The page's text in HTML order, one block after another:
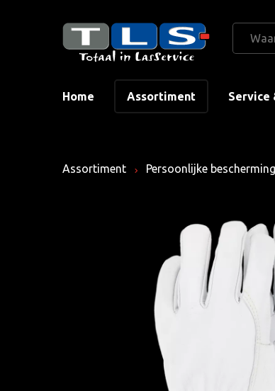
Home Assortiment Service
Assortiment Persoonlijke bescherming